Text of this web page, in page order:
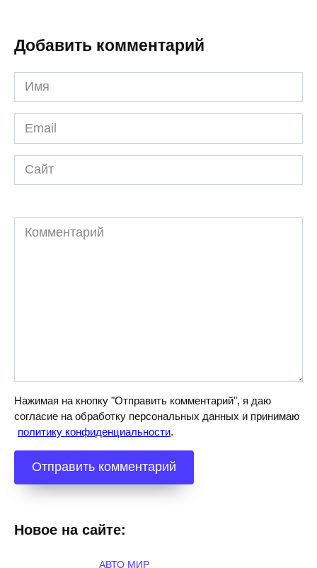
Добавить комментарий
Имя
*
Email
*
Сайт
Комментарий
Нажимая на кнопку "Отправить комментарий", я даю
согласие на обработку персональных данных и принимаю
политику конфиденциальности.
Новое на сайте:
АВТО МИР